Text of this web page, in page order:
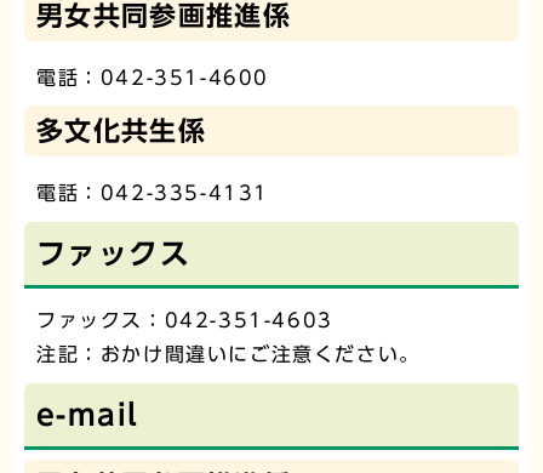
男女共同参画推進係
電話：042-351-4600
多文化共生係
電話：042-335-4131
ファックス
ファックス：042-351-4603
注記：おかけ間違いにご注意ください。
e-mail